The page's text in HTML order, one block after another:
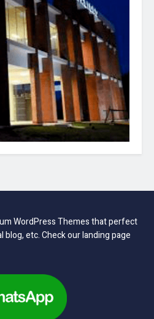
WordPress Themes that perfect
etc. Check our landing page